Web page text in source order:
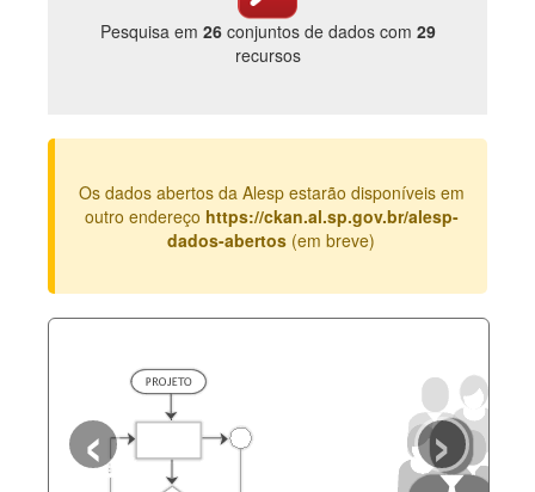
Catálogo de dados
Legislação
Perguntas frequentes
Pesquisa em 26conjuntos de dados com 29
recursos
Os dados abertos da Alesp estarão disponíveis em
outro endereço https://ckan.al.sp.gov.br/alesp-
dados-abertos (em breve)
‹ ›